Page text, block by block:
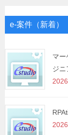
ゲ
シ
ョ
ン
e-案件（新着）
マー
ジニ